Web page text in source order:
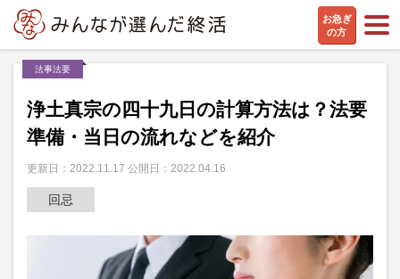
お急ぎ
の方
法事法要
浄土真宗の四十九日の計算方法は？法要
準備・当日の流れなどを紹介
更新日：2022.11.17 公開日：2022.04.16
回忌